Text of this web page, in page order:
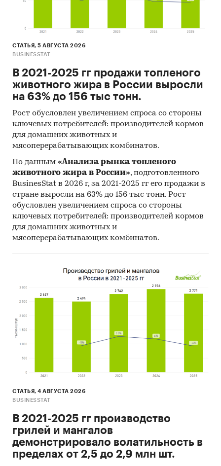
Ресурсы сети Интернет в России и мире.
мирового рынков.
Результаты исследований маркетинговых и
консалтинговых агентств.
Материалы отраслевых учреждений и базы
Результаты ценовых мониторингов.
Материалы и базы данных статистики ООН
(United Nations Statistics Division:
Commodity Trade Statistics, Industrial
Commodity Statistics, Food and Agriculture
Organization и др.).
Материалы Международного Валютного
Фонда (International Monetary Fund).
Материалы Всемирного банка (World Bank).
Материалы Организации экономического
сотрудничества и развития (Organization for
Economic Cooperation and Development).
Результаты исследований DISCOVERY
Объем и структура выборки
Процедура контент-анализа документов не
предполагает расчета объема выборочной
совокупности. Обработке и анализу подлежат
все доступные исследователю документы.
Категории: Потребительские товары / Товары
для животных
СТАТЬЯ, 5 АВГУСТА 2026
BUSINESSTAT
В 2021-2025 гг продажи топленого
животного жира в России выросли
на 63% до 156 тыс тонн.
Рост обусловлен увеличением спроса со стороны
ключевых потребителей: производителей кормов
для домашних животных и
мясоперерабатывающих комбинатов.
По данным «Анализа рынка топленого
животного жира в России», подготовленного
BusinesStat в 2026 г, за 2021-2025 гг его продажи в
стране выросли на 63% до 156 тыс тонн. Рост
обусловлен увеличением спроса со стороны
ключевых потребителей: производителей кормов
для домашних животных и
мясоперерабатывающих комбинатов.
СТАТЬЯ, 4 АВГУСТА 2026
BUSINESSTAT
В 2021-2025 гг производство
грилей и мангалов
демонстрировало волатильность в
пределах от 2,5 до 2,9 млн шт.